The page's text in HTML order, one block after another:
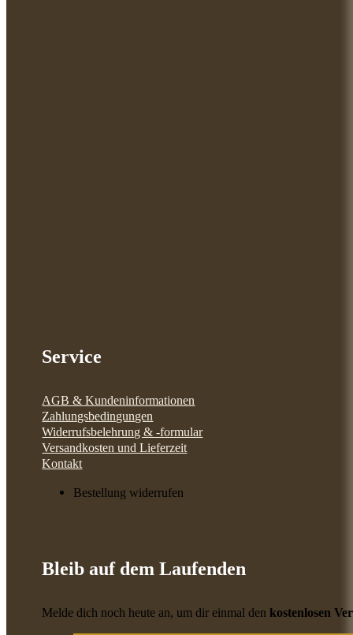
Service
AGB & Kundeninformationen
Zahlungsbedingungen
Widerrufsbelehrung & -formular
Versandkosten und Lieferzeit
Kontakt
Bestellung widerrufen
Bleib auf dem Laufenden
Melde dich noch heute an, um dir einmal denkostenlosen